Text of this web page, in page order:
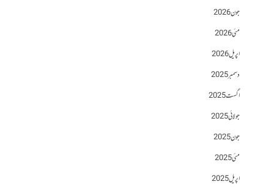
جون 2026
مئی 2026
اپریل 2026
دسمبر 2025
اگست 2025
جولائی 2025
جون 2025
مئی 2025
اپریل 2025